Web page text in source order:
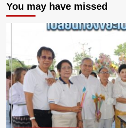
You may have missed